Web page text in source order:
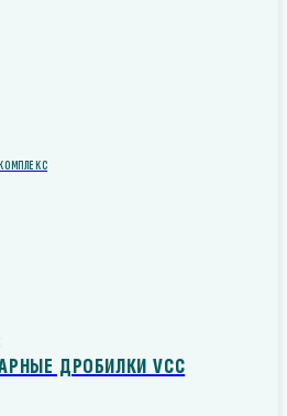
ДРОБИЛКИ VCC